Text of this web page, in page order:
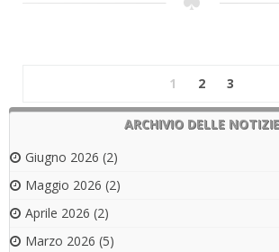
1 2 3
ARCHIVIO DELLE NOTIZIE
Giugno 2026 (2)
Maggio 2026 (2)
Aprile 2026 (2)
Marzo 2026 (5)